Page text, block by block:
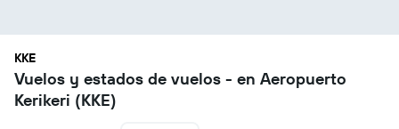
KKE
Vuelos y estados de vuelos - en Aeropuerto
Kerikeri (KKE)